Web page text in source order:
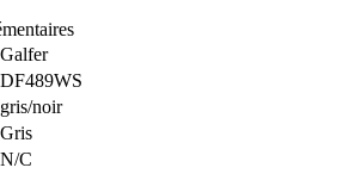
Galfer
DF489WS
gris/noir
Gris
N/C